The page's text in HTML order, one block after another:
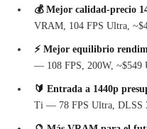
💰 Mejor calidad-precio
VRAM, 104 FPS Ultra,
⚡ Mejor equilibrio
— 108 FPS, 200W, ~$549
🔰 Entrada a 1440p
Ti — 78 FPS Ultra, DLSS